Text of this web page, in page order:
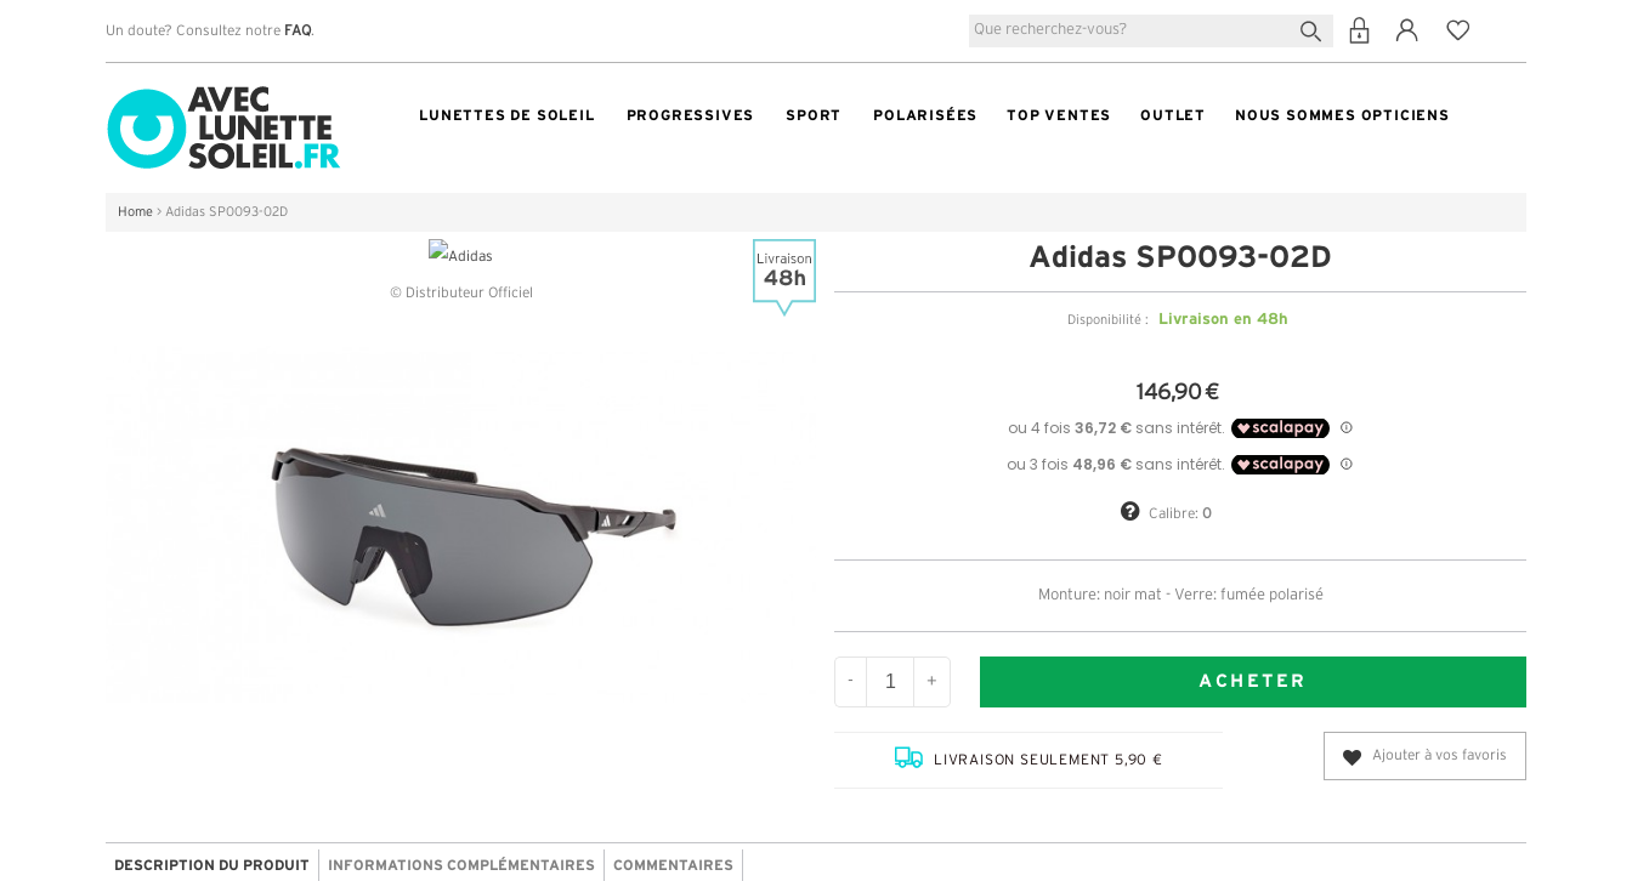
Un doute? Consultez notre FAQ.
LUNETTES DE SOLEIL PROGRESSIVES SPORT POLARISÉES TOP VENTES OUTLET NOUS SOMMES OPTICIENS
Home > Adidas SP0093-02D
© Distributeur Officiel
Adidas SP0093-02D
Disponibilité : Livraison en 48h
146,90 €
Calibre: 0
Monture: noir mat - Verre: fumée polarisé
- + ACHETER
LIVRAISON SEULEMENT 5,90 € Ajouter à vos favoris
DESCRIPTION DU PRODUIT INFORMATIONS COMPLÉMENTAIRES COMMENTAIRES